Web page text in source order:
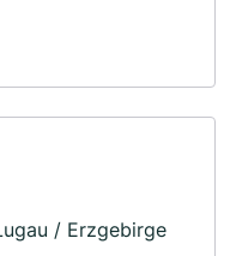
/ Erzgebirge